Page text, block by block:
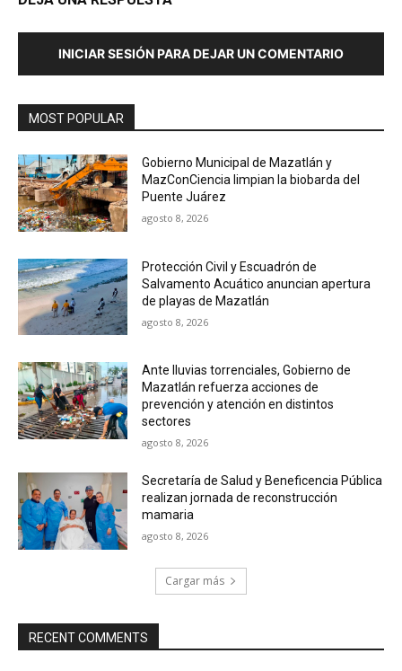
INICIAR SESIÓN PARA DEJAR UN COMENTARIO
MOST POPULAR
Gobierno Municipal de Mazatlán y
MazConCiencia limpian la biobarda del
Puente Juárez
agosto 8, 2026
Protección Civil y Escuadrón de
Salvamento Acuático anuncian apertura
de playas de Mazatlán
agosto 8, 2026
Ante lluvias torrenciales, Gobierno de
Mazatlán refuerza acciones de
prevención y atención en distintos
sectores
agosto 8, 2026
Secretaría de Salud y Beneficencia Pública
realizan jornada de reconstrucción
mamaria
agosto 8, 2026
Cargar más
RECENT COMMENTS